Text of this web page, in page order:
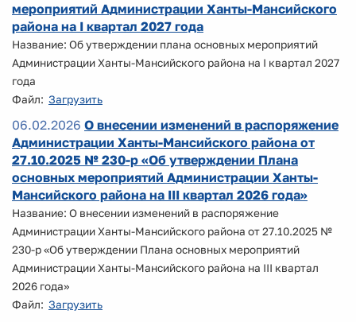
мероприятий Администрации Ханты-Мансийского
района на I квартал 2027 года
Название: Об утверждении плана основных мероприятий
Администрации Ханты-Мансийского района на I квартал 2027
года
Файл: Загрузить
06.02.2026 О внесении изменений в распоряжение
Администрации Ханты-Мансийского района от
27.10.2025 № 230-р «Об утверждении Плана
основных мероприятий Администрации Ханты-
Мансийского района на III квартал 2026 года»
Название: О внесении изменений в распоряжение
Администрации Ханты-Мансийского района от 27.10.2025 №
230-р «Об утверждении Плана основных мероприятий
Администрации Ханты-Мансийского района на III квартал
2026 года»
Файл: Загрузить